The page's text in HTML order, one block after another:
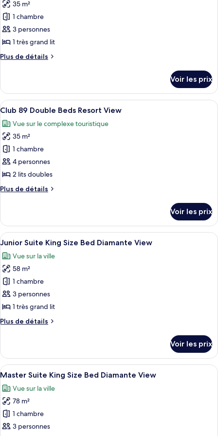
89
Double
Beds
Diamante
View
photos
pour
ce
type
chambre :
King
Bed
Resort
View
35 m²
1 chambre
3 personnes
1 très grand lit
Plus de détails
Plus
le
type
de
Club
89
King
Bed
Resort
View
Voir les prix
Afficher
toutes
les
photos
pour
ce
type
chambre :
Double
Beds
Resort
View
Une chambre d’hôtel moderne,
6
Club 89 Double Beds Resort View
Vue sur le complexe touristique
35 m²
1 chambre
4 personnes
2 lits doubles
Plus de détails
Plus
le
type
de
Club
89
Double
Beds
Resort
View
Voir les prix
Afficher
toutes
les
photos
pour
ce
type
chambre :
King
Size
Bed
Diamante
View
Une chambre d’hôtel moderne avec
6
Junior Suite King Size Bed Diamante View
Vue sur la ville
58 m²
1 chambre
3 personnes
1 très grand lit
Plus de détails
Plus
le
type
de
Junior
Suite
King
Size
Bed
Voir les prix
Afficher
toutes
les
photos
pour
ce
Une salle de bain moderne dotée
9
Master Suite King Size Bed Diamante View
Vue sur la ville
78 m²
1 chambre
3 personnes